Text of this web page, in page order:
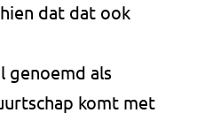
dat dat ook
genoemd als
komt met